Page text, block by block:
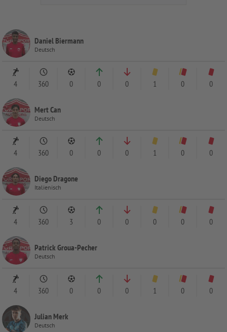
Daniel Biermann
Deutsch
4 360 0 0 0 1 0 0
Mert Can
Deutsch
4 360 0 0 0 1 0 0
Diego Dragone
Italienisch
4 360 3 0 0 0 0 0
Patrick Groua-Pecher
Deutsch
4 360 0 0 0 1 0 0
Julian Merk
Deutsch